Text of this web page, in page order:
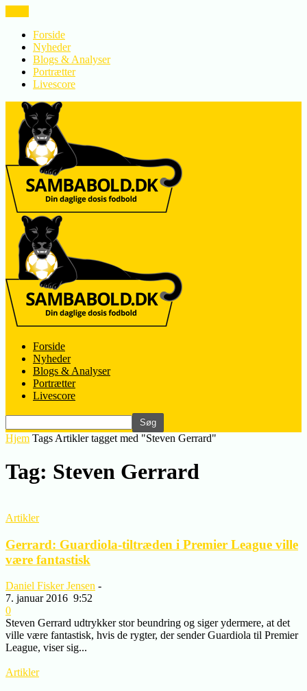
Forside
Nyheder
Blogs & Analyser
Portrætter
Livescore
Forside
Nyheder
Blogs & Analyser
Portrætter
Livescore
Hjem Tags Artikler tagget med "Steven Gerrard"
Tag: Steven Gerrard
Artikler
Gerrard: Guardiola-tiltræden i Premier League ville
være fantastisk
Daniel Fisker Jensen -
7. januar 2016 9:52
0
Steven Gerrard udtrykker stor beundring og siger ydermere, at det
ville være fantastisk, hvis de rygter, der sender Guardiola til Premier
League, viser sig...
Artikler